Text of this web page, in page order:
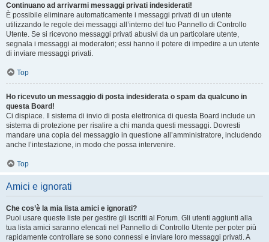
Continuano ad arrivarmi messaggi privati indesiderati!
È possibile eliminare automaticamente i messaggi privati ​​di un utente
utilizzando le regole dei messaggi all’interno del tuo Pannello di Controllo
Utente. Se si ricevono messaggi privati ​​abusivi da un particolare utente,
segnala i messaggi ai moderatori; essi hanno il potere di impedire a un utente
di inviare messaggi privati​​.
Top
Ho ricevuto un messaggio di posta indesiderata o spam da qualcuno in
questa Board!
Ci dispiace. Il sistema di invio di posta elettronica di questa Board include un
sistema di protezione per risalire a chi manda questi messaggi. Dovresti
mandare una copia del messaggio in questione all’amministratore, includendo
anche l’intestazione, in modo che possa intervenire.
Top
Amici e ignorati
Che cos’è la mia lista amici e ignorati?
Puoi usare queste liste per gestire gli iscritti al Forum. Gli utenti aggiunti alla
tua lista amici saranno elencati nel Pannello di Controllo Utente per poter più
rapidamente controllare se sono connessi e inviare loro messaggi privati. A